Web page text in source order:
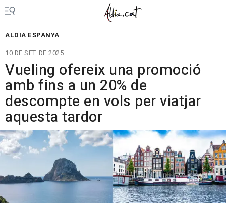
ALDIA ESPANYA
10 DE SET. DE 2025
Vueling ofereix una promoció
amb fins a un 20% de
descompte en vols per viatjar
aquesta tardor